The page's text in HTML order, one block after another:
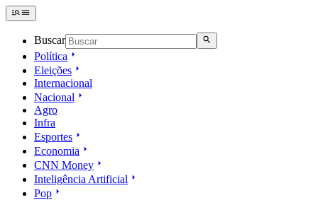
Buscar
Política
Eleições
Internacional
Nacional
Agro
Infra
Esportes
Economia
CNN Money
Inteligência Artificial
Pop